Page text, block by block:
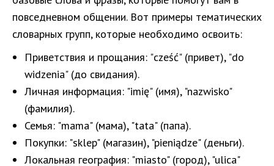
повседневном общении. Вот примеры тематических
словарных групп, которые необходимо освоить:
Приветствия и прощания: "cześć" (привет), "do
widzenia" (до свидания).
Личная информация: "imię" (имя), "nazwisko"
(фамилия).
Семья: "mama" (мама), "tata" (папа).
Покупки: "sklep" (магазин), "pieniądze" (деньги).
Локальная география: "miasto" (город), "ulica"